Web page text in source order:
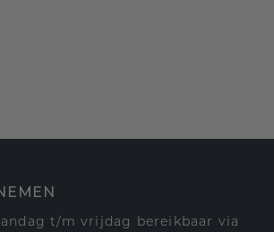
t/m vrijdag bereikbaar via